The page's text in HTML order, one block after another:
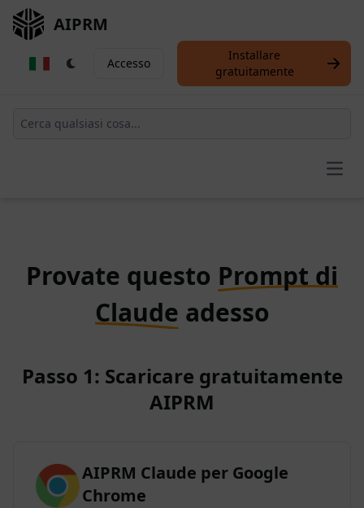
AIPRM
Accesso
Installare
gratuitamente
Provate questo Prompt di
Claude adesso
Passo 1: Scaricare gratuitamente
AIPRM
AIPRM Claude per Google
Chrome